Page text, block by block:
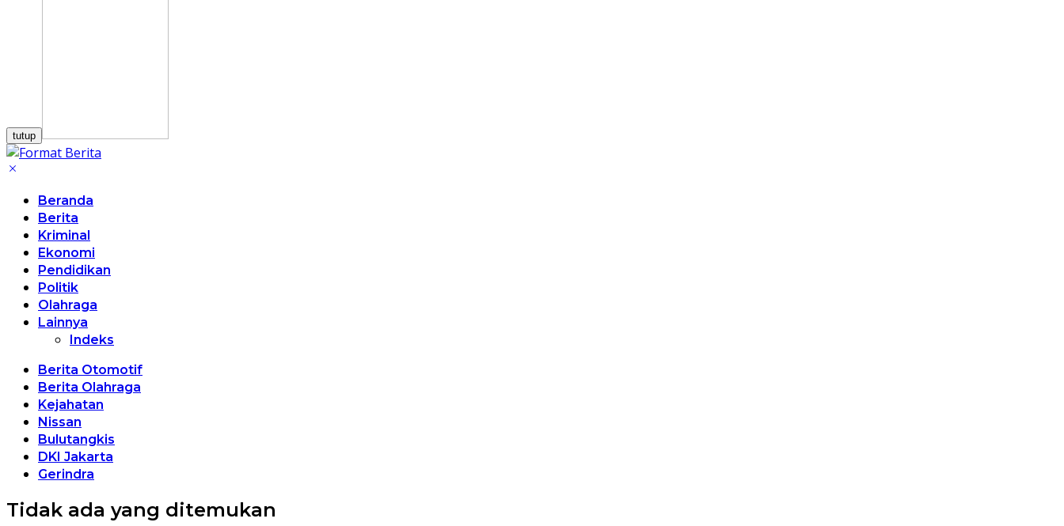
tutup
Beranda
Berita
Kriminal
Ekonomi
Pendidikan
Politik
Olahraga
Lainnya
Indeks
Berita Otomotif
Berita Olahraga
Kejahatan
Nissan
Bulutangkis
DKI Jakarta
Gerindra
Tidak ada yang ditemukan